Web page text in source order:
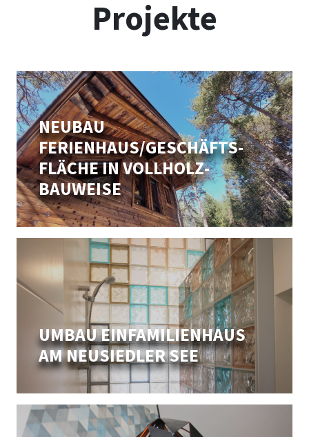
Projekte
NEUBAU
FERIENHAUS/GESCHÄFTS­
FLÄCHE IN VOLLHOLZ­
BAUWEISE
UMBAU EINFAMILIEN­HAUS
AM NEUSIEDLER SEE